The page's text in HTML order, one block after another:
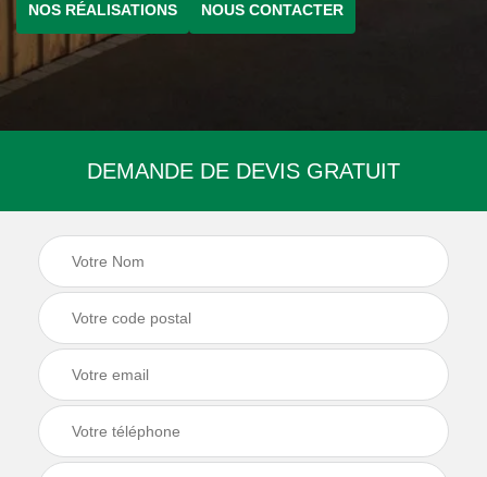
NOS RÉALISATIONS NOUS CONTACTER
DEMANDE DE DEVIS GRATUIT